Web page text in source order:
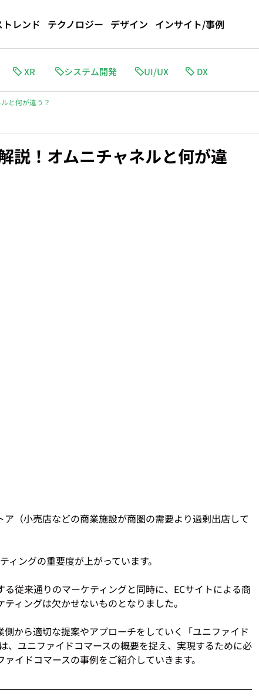
トレンド テクノロジー デザイン インサイト/事例
XR システム開発 UI/UX DX
と何が違う？
説！オムニチャネルと何が違
（小売店などの商業施設が商圏の需要より過剰出店して
ィングの重要度が上がっています。
従来通りのマーケティングと同時に、ECサイトによる商
ィングは欠かせないものとなりました。
から適切な提案やアプローチをしていく「ユニファイド
、ユニファイドコマースの概要を捉え、実現するために必
イドコマースの事例をご紹介していきます。